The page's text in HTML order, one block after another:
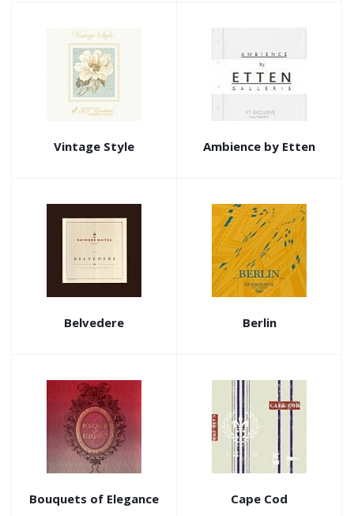
Vintage Style Ambience by Etten
Belvedere Berlin
Bouquets of Elegance Cape Cod